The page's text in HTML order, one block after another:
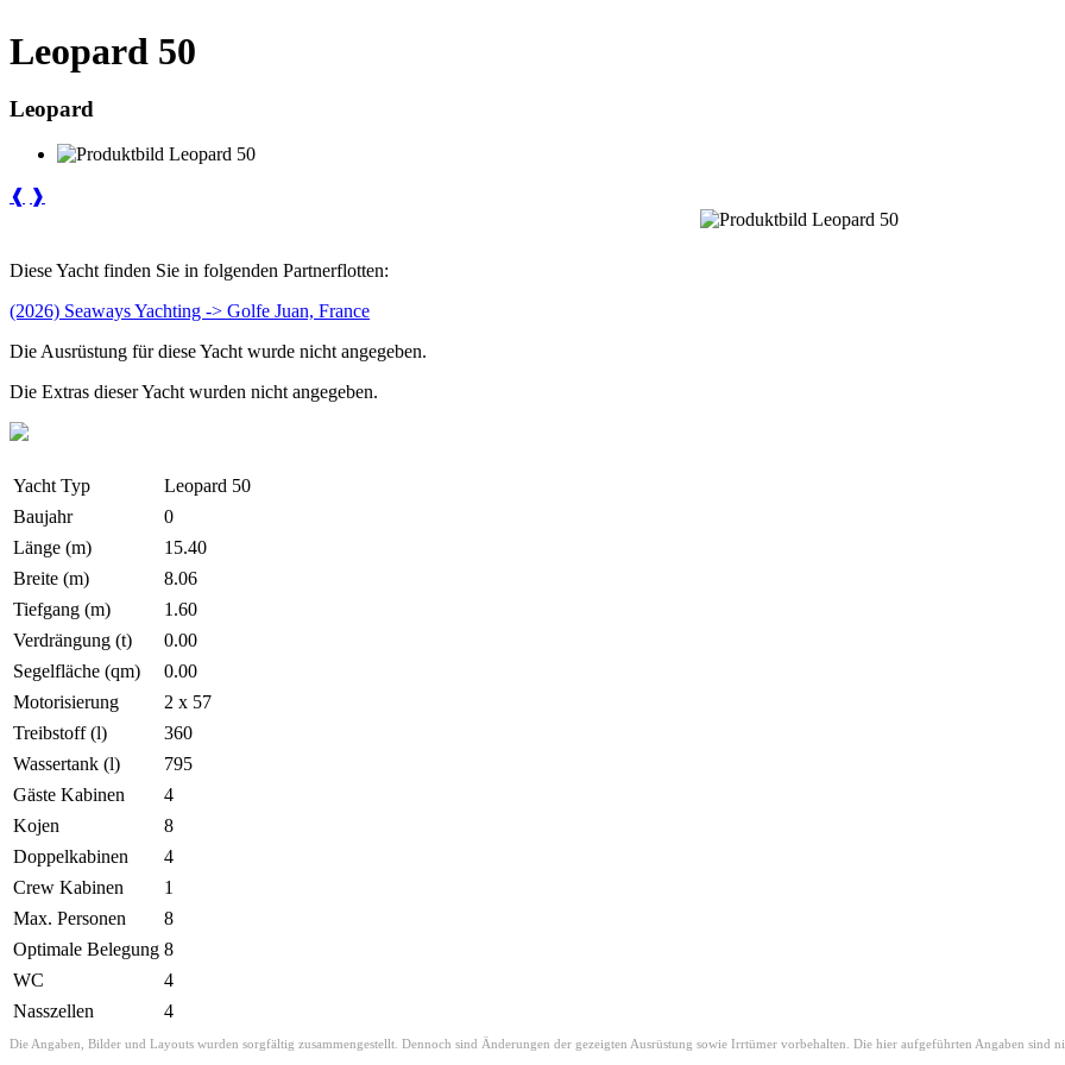
Leopard 50
Leopard
❰ ❱
Diese Yacht finden Sie in folgenden Partnerflotten:
(2026) Seaways Yachting -> Golfe Juan, France
Die Ausrüstung für diese Yacht wurde nicht angegeben.
Die Extras dieser Yacht wurden nicht angegeben.
Yacht Typ
Leopard 50
Baujahr
0
Länge (m)
15.40
Breite (m)
8.06
Tiefgang (m)
1.60
Verdrängung (t)
0.00
Segelfläche (qm)
0.00
Motorisierung
2 x 57
Treibstoff (l)
360
Wassertank (l)
795
Gäste Kabinen
4
Kojen
8
Doppelkabinen
4
Crew Kabinen
1
Max. Personen
8
Optimale Belegung 8
WC
4
Nasszellen
4
Die Angaben, Bilder und Layouts wurden sorgfältig zusammengestellt. Dennoch sind Änderungen der gezeigten Ausrüstung sowie Irrtümer vorbehalten. Die hier aufgeführten Angaben sind